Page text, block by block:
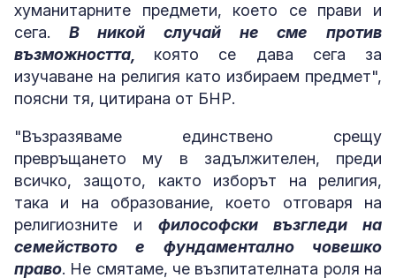
хуманитарните предмети, което се прави и
сега. В никой случай не сме против
възможността, която се дава сега за
изучаване на религия като избираем предмет",
поясни тя, цитирана от БНР.
"Възразяваме единствено срещу
превръщането му в задължителен, преди
всичко, защото, както изборът на религия,
така и на образование, което отговаря на
религиозните и философски възгледи на
семейството е фундаментално човешко
право. Не смятаме, че възпитателната роля на